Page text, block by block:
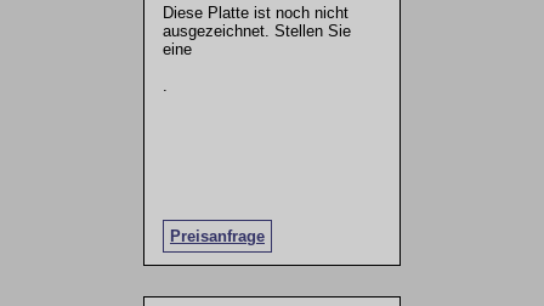
Diese Platte ist noch nicht
ausgezeichnet. Stellen Sie
eine
Preisanfrage